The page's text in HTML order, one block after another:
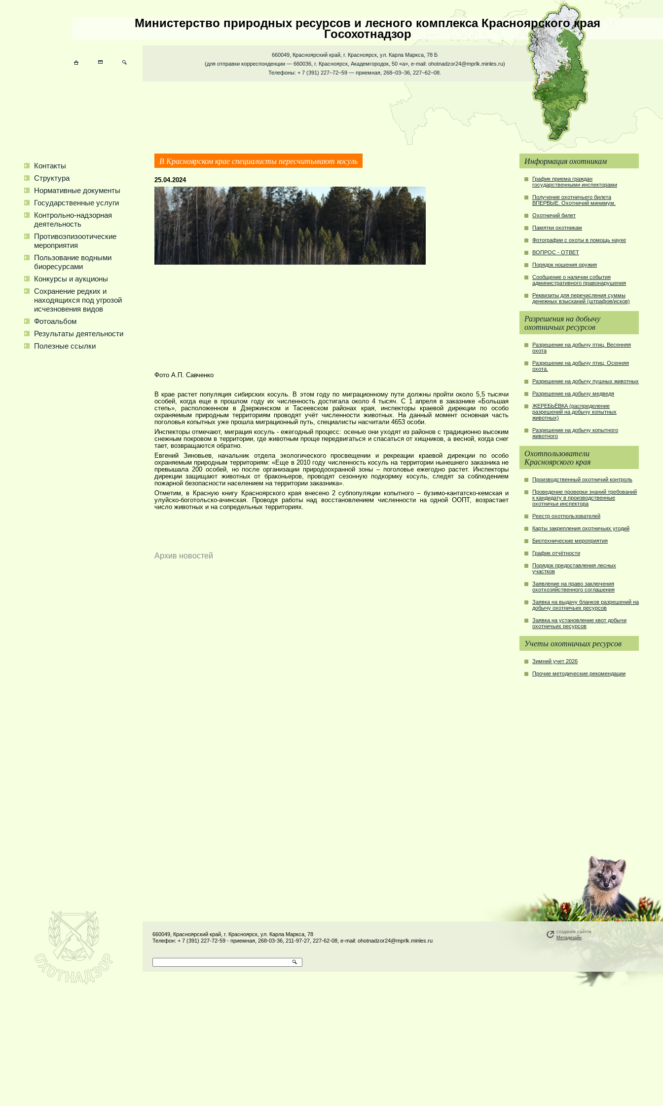
Министерство природных ресурсов и лесного комплекса Красноярского края
Госохотнадзор
660049, Красноярский край, г. Красноярск, ул. Карла Маркса, 78 Б
(для отправки корреспонденции — 660036, г. Красноярск, Академгородок, 50 «а», e-mail: ohotnadzor24@mprlk.minles.ru)
Телефоны: + 7 (391) 227–72–59 — приемная, 268–03–36, 227–62–08.
Контакты
Структура
Нормативные документы
Государственные уcлуги
Контрольно-надзорная
деятельность
Противоэпизоотические
мероприятия
Пользование водными
биоресурсами
Конкурсы и аукционы
Сохранение редких и
находящихся под угрозой
исчезновения видов
Фотоальбом
Результаты деятельности
Полезные ссылки
В Красноярском крае специалисты пересчитывают косуль
25.04.2024
Фото А.П. Савченко
В крае растет популяция сибирских косуль. В этом году по миграционному пути должны пройти около 5,5 тысячи
особей, когда еще в прошлом году их численность достигала около 4 тысяч. С 1 апреля в заказнике «Большая
степь», расположенном в Дзержинском и Тасеевском районах края, инспекторы краевой дирекции по особо
охраняемым природным территориям проводят учёт численности животных. На данный момент основная часть
поголовья копытных уже прошла миграционный путь, специалисты насчитали 4653 особи.
Инспекторы отмечают, миграция косуль - ежегодный процесс: осенью они уходят из районов с традиционно высоким
снежным покровом в территории, где животным проще передвигаться и спасаться от хищников, а весной, когда снег
тает, возвращаются обратно.
Евгений Зиновьев, начальник отдела экологического просвещении и рекреации краевой дирекции по особо
охраняемым природным территориям: «Еще в 2010 году численность косуль на территории нынешнего заказника не
превышала 200 особей, но после организации природоохранной зоны – поголовье ежегодно растет. Инспекторы
дирекции защищают животных от браконьеров, проводят сезонную подкормку косуль, следят за соблюдением
пожарной безопасности населением на территории заказника».
Отметим, в Красную книгу Красноярского края внесено 2 субпопуляции копытного – бузимо-кантатско-кемская и
улуйско-боготольско-ачинская. Проводя работы над восстановлением численности на одной ООПТ, возрастает
число животных и на сопредельных территориях.
Архив новостей
Информация охотникам
График приема граждан
государственными инспекторами
Получение охотничьего билета
ВПЕРВЫЕ. Охотничий минимум.
Охотничий билет
Памятки охотникам
Фотографии с охоты в помощь науке
ВОПРОС - ОТВЕТ
Порядок ношения оружия
Сообщение о наличии события
административного правонарушения
Реквизиты для перечисления суммы
денежных взысканий (штрафов/исков)
Разрешения на добычу
охотничьих ресурсов
Разрешение на добычу птиц. Весенняя
охота
Разрешение на добычу птиц. Осенняя
охота.
Разрешение на добычу пушных животных
Разрешение на добычу медведя
ЖЕРЕБЬЁВКА (распределение
разрешений на добычу копытных
животных)
Разрешение на добычу копытного
животного
Охотпользователи
Красноярского края
Производственный охотничий контроль
Проведение проверки знаний требований
к кандидату в производственные
охотничьи инспектора
Реестр охотпользователей
Карты закрепления охотничьих угодий
Биотехнические мероприятия
График отчётности
Порядок предоставления лесных
участков
Заявление на право заключения
охотхозяйственного соглашения
Заявка на выдачу бланков разрешений на
добычу охотничьих ресурсов
Заявка на установление квот добычи
охотничьих ресурсов
Учеты охотничьих ресурсов
Зимний учет 2026
Прочие методические рекомендации
660049, Красноярский край, г. Красноярск, ул. Карла Маркса, 78
Телефон: + 7 (391) 227-72-59 - приемная, 268-03-36, 211-97-27, 227-62-08, e-mail: ohotnadzor24@mprlk.minles.ru
создание сайтов в Красноярске
Метадизайн